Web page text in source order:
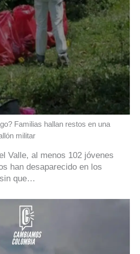
Familias hallan restos en una
militar
Valle, al menos 102 jóvenes
han desaparecido en los
que…